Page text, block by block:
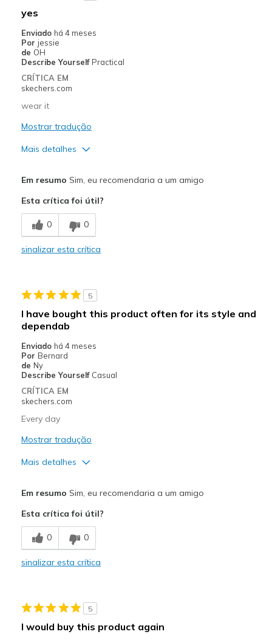
yes
Enviado há 4 meses
Por jessie
de OH
Describe Yourself Practical
CRÍTICA EM
skechers.com
wear it
Mostrar tradução
Mais detalhes
Comfortable
Stylish
Sizing
Feels true to size
Em resumo Sim, eu recomendaria a um amigo
Esta crítica foi útil?
0 0
sinalizar esta crítica
5
I have bought this product often for its style and
dependab
Enviado há 4 meses
Por Bernard
de Ny
Describe Yourself Casual
CRÍTICA EM
skechers.com
Every day
Mostrar tradução
Mais detalhes
Contras
Need Break In
Going Out
Em resumo Sim, eu recomendaria a um amigo
Esta crítica foi útil?
0 0
sinalizar esta crítica
5
I would buy this product again